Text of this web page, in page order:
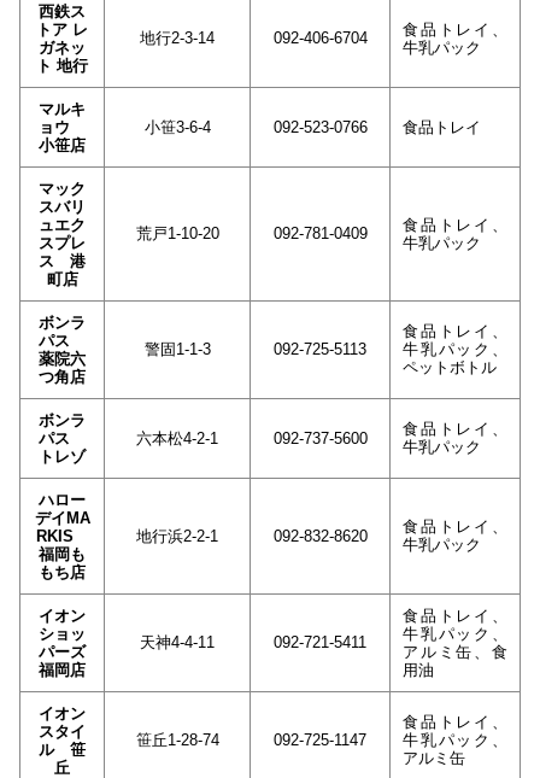
西鉄ス
トア レ
ガネッ
ト 地行
地行2-3-14 092-406-6704
食品トレイ、
牛乳パック
マルキ
ョウ
小笹店
小笹3-6-4 092-523-0766 食品トレイ
マック
スバリ
ュエク
スプレ
ス 港
町店
荒戸1-10-20 092-781-0409
食品トレイ、
牛乳パック
ボンラ
パス
薬院六
つ角店
警固1-1-3 092-725-5113
食品トレイ、
牛乳パック、
ペットボトル
ボンラ
パス
トレゾ
六本松4-2-1 092-737-5600
食品トレイ、
牛乳パック
ハロー
デイMA
RKIS
福岡も
もち店
地行浜2-2-1 092-832-8620
食品トレイ、
牛乳パック
イオン
ショッ
パーズ
福岡店
天神4-4-11 092-721-5411
食品トレイ、
牛乳パック、
アルミ缶、食
用油
イオン
スタイ
ル 笹
丘
笹丘1-28-74 092-725-1147
食品トレイ、
牛乳パック、
アルミ缶